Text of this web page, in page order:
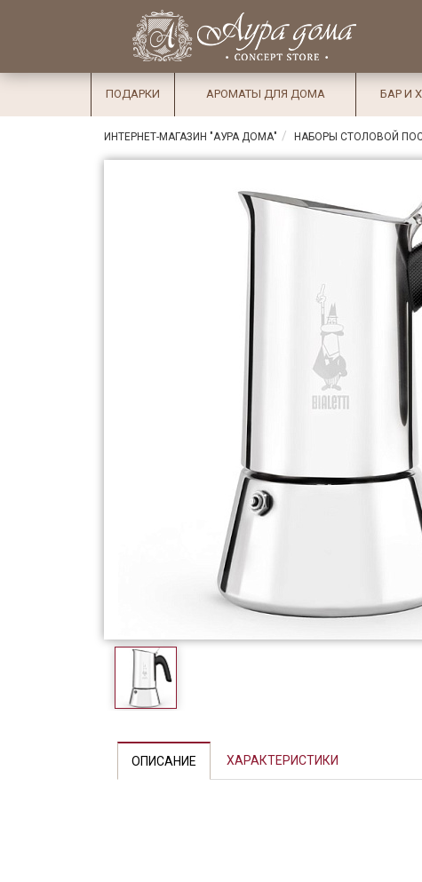
Избранное
×
СалоныДоставка
Оплата
Подарки
Ароматы
для дома
ПОДАРКИ АРОМАТЫ ДЛЯ ДОМА БАР И
ИНТЕРНЕТ-МАГАЗИН "АУРА ДОМА" НАБОРЫ СТОЛОВОЙ
ОПИСАНИЕ ХАРАКТЕРИСТИКИ